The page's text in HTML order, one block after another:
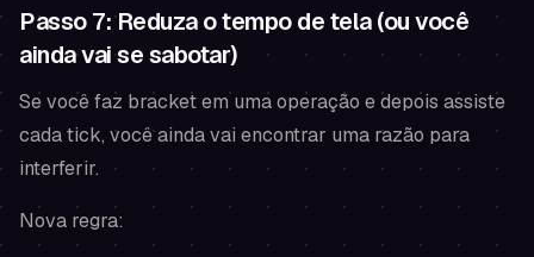
Passo 7: Reduza o tempo de tela (ou você
ainda vai se sabotar)
Se você faz bracket em uma operação e depois assiste
cada tick, você ainda vai encontrar uma razão para
interferir.
Nova regra: